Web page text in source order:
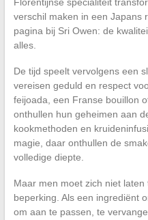
Florentijnse specialiteit
verschil maken in een Japans
pagina bij Sri Owen: de
alles.
De tijd speelt vervolgens een
vereisen geduld en respect
feijoada, een Franse bouillon
onthullen hun geheimen aan
kookmethoden en
magie, daar onthullen de
volledige diepte.
Maar men moet zich niet
beperking. Als een ingrediënt
om aan te passen, te